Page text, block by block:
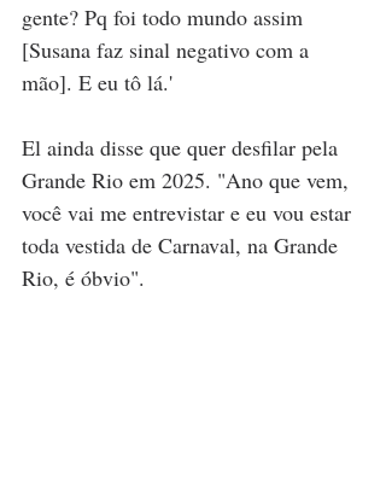
gente? Pq foi todo mundo assim
[Susana faz sinal negativo com a
mão]. E eu tô lá.'
El ainda disse que quer desfilar pela
Grande Rio em 2025. "Ano que vem,
você vai me entrevistar e eu vou estar
toda vestida de Carnaval, na Grande
Rio, é óbvio".